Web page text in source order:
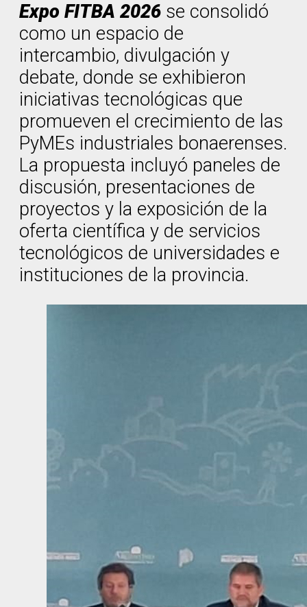
Expo FITBA 2026 se consolidó
como un espacio de
intercambio, divulgación y
debate, donde se exhibieron
iniciativas tecnológicas que
promueven el crecimiento de las
PyMEs industriales bonaerenses.
La propuesta incluyó paneles de
discusión, presentaciones de
proyectos y la exposición de la
oferta científica y de servicios
tecnológicos de universidades e
instituciones de la provincia.